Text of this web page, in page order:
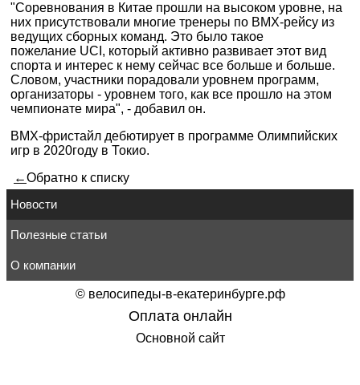
"Соревнования в Китае прошли на высоком уровне, на
них присутствовали многие тренеры по ВМХ-рейсу из
ведущих сборных команд. Это было такое
пожелание UCI, который активно развивает этот вид
спорта и интерес к нему сейчас все больше и больше.
Словом, участники порадовали уровнем программ,
организаторы - уровнем того, как все прошло на этом
чемпионате мира", - добавил он.
ВМХ-фристайл дебютирует в программе Олимпийских
игр в 2020году в Токио.
←Обратно к списку
Новости
Полезные статьи
О компании
© велосипеды-в-екатеринбурге.рф
Оплата онлайн
Основной сайт